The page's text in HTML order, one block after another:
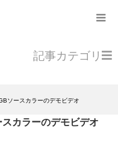
ソースカラーのデモビデオ
記事カテゴリ
カラーのデモビデオ